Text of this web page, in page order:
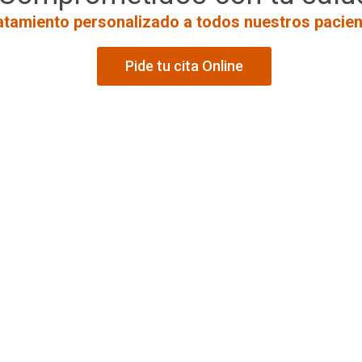
personalizado a todos nuestros
Pide tu cita Online